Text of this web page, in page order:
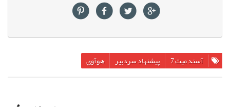
آسند میت 7 پیشنهاد سردبیر هوآوی